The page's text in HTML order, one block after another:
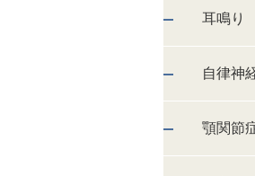
耳鳴り
自律神
顎関節